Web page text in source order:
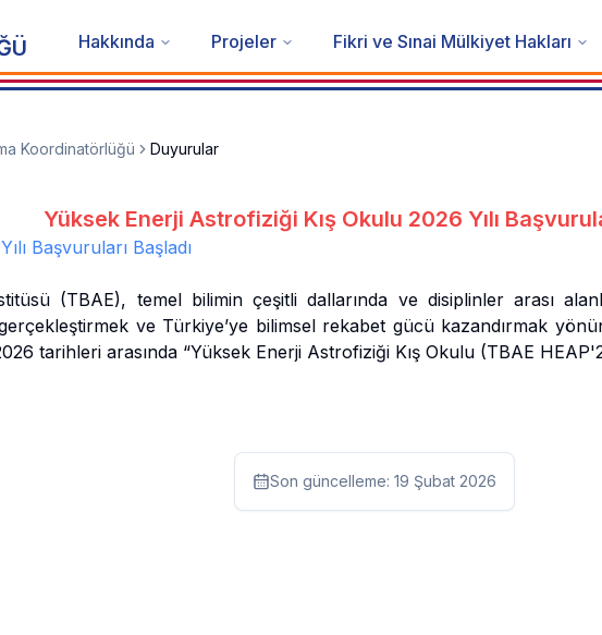
Hakkında Projeler Fikri ve Sınai Mülkiyet Hakları
Koordinatörlüğü Duyurular
Yüksek Enerji Astrofiziği Kış Okulu 2026 Yılı
Başvuruları Başladı
(TBAE), temel bilimin çeşitli dallarında ve disiplinler arası
ve Türkiye’ye bilimsel rekabet gücü kazandırmak
tarihleri arasında “Yüksek Enerji Astrofiziği Kış Okulu (TBAE
Son güncelleme: 19 Şubat 2026